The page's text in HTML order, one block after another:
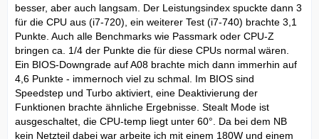
besser, aber auch langsam. Der Leistungsindex spuckte dann 3
für die CPU aus (i7-720), ein weiterer Test (i7-740) brachte 3,1
Punkte. Auch alle Benchmarks wie Passmark oder CPU-Z
bringen ca. 1/4 der Punkte die für diese CPUs normal wären.
Ein BIOS-Downgrade auf A08 brachte mich dann immerhin auf
4,6 Punkte - immernoch viel zu schmal. Im BIOS sind
Speedstep und Turbo aktiviert, eine Deaktivierung der
Funktionen brachte ähnliche Ergebnisse. Stealt Mode ist
ausgeschaltet, die CPU-temp liegt unter 60°. Da bei dem NB
kein Netzteil dabei war arbeite ich mit einem 180W und einem